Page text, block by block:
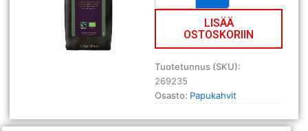
Sabroso
RK
papu
500g
määrä
LISÄÄ
OSTOSKORIIN
Tuotetunnus (SKU):
269235
Osasto: Papukahvit